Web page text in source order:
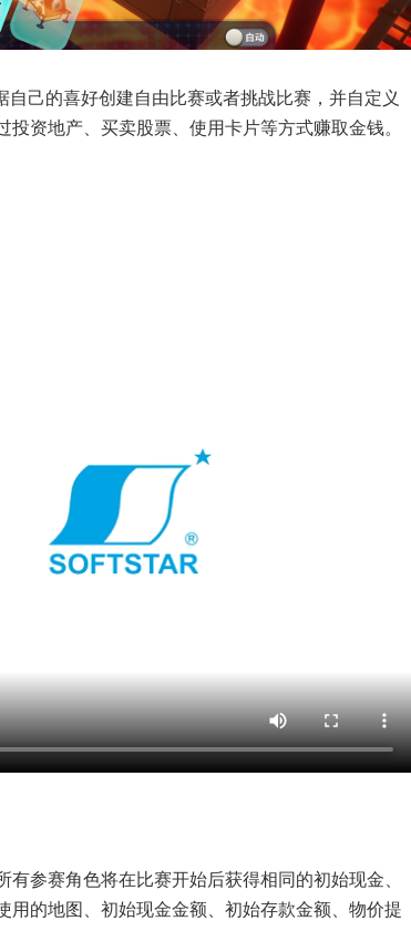
自己的喜好创建自由比赛或者挑战比赛，并自定义
资地产、买卖股票、使用卡片等方式赚取金钱。
参赛角色将在比赛开始后获得相同的初始现金、
的地图、初始现金金额、初始存款金额、物价提